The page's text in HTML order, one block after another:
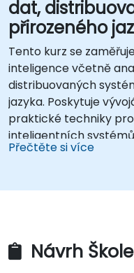
dat,
přirozeného
Tento kurz se
inteligence včetně
distribuovaných
jazyka. Poskytuje
praktické techniky
inteligentních
principy
Kurz pomáhá
Přečtěte si více
Návrh